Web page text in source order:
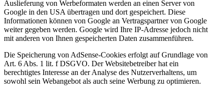
Auslieferung von Werbeformaten werden an einen Server von
Google in den USA übertragen und dort gespeichert. Diese
Informationen können von Google an Vertragspartner von Google
weiter gegeben werden. Google wird Ihre IP-Adresse jedoch nicht
mit anderen von Ihnen gespeicherten Daten zusammenführen.
Die Speicherung von AdSense-Cookies erfolgt auf Grundlage von
Art. 6 Abs. 1 lit. f DSGVO. Der Websitebetreiber hat ein
berechtigtes Interesse an der Analyse des Nutzerverhaltens, um
sowohl sein Webangebot als auch seine Werbung zu optimieren.